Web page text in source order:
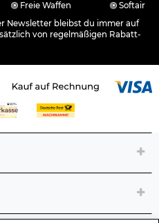
Freie Waffen
Softair
Newsletter bleibst du immer auf
von regelmäßigen Rabatt-